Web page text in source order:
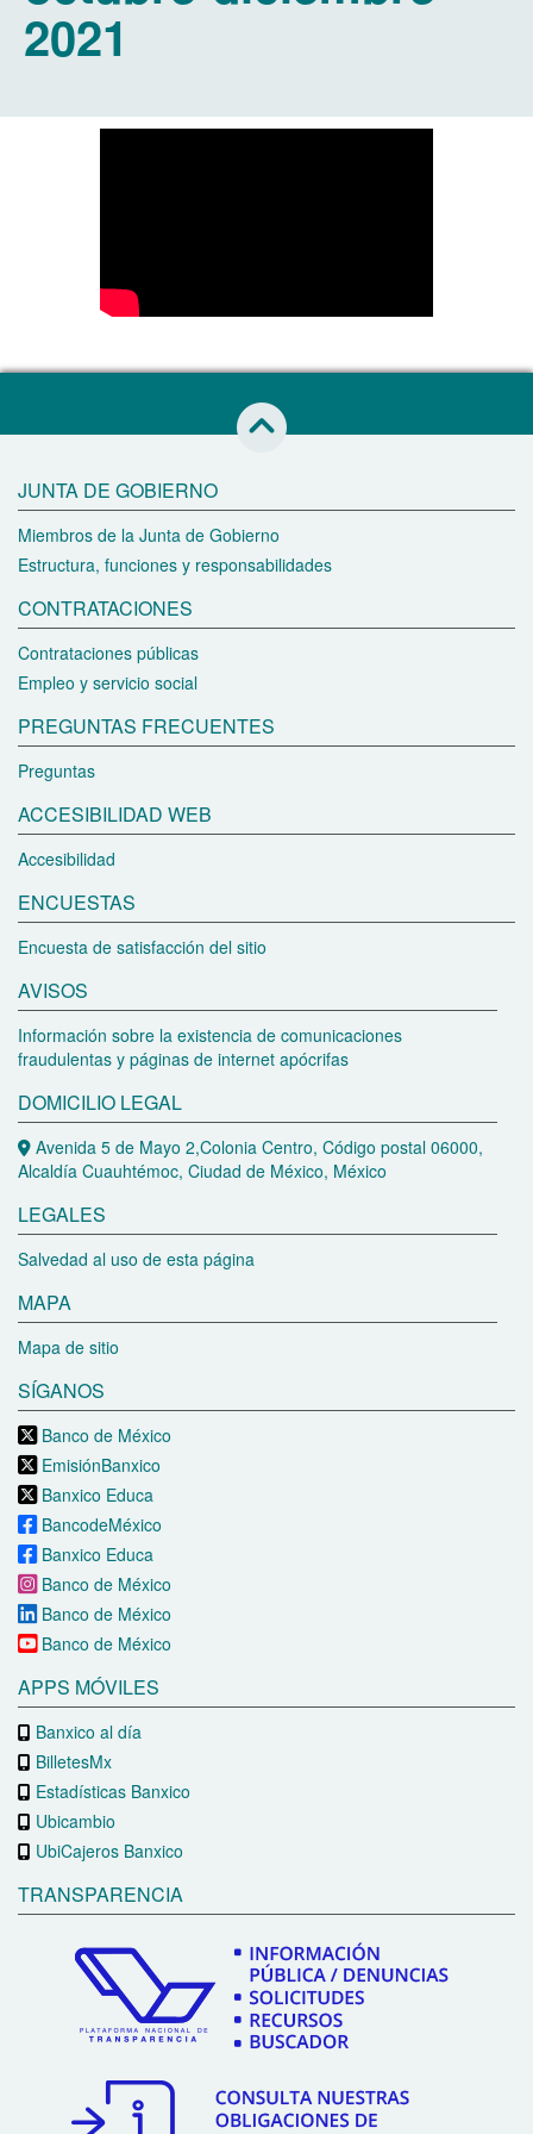
2021
JUNTA DE GOBIERNO
Miembros de la Junta de Gobierno
Estructura, funciones y responsabilidades
CONTRATACIONES
Contrataciones públicas
Empleo y servicio social
PREGUNTAS FRECUENTES
Preguntas
ACCESIBILIDAD WEB
Accesibilidad
ENCUESTAS
Encuesta de satisfacción del sitio
AVISOS
Información sobre la existencia de comunicaciones
fraudulentas y páginas de internet apócrifas
DOMICILIO LEGAL
Avenida 5 de Mayo 2,Colonia Centro, Código postal 06000,
Alcaldía Cuauhtémoc, Ciudad de México, México
LEGALES
Salvedad al uso de esta página
MAPA
Mapa de sitio
SÍGANOS
Banco de México
EmisiónBanxico
Banxico Educa
BancodeMéxico
Banxico Educa
Banco de México
Banco de México
Banco de México
APPS MÓVILES
Banxico al día
BilletesMx
Estadísticas Banxico
Ubicambio
UbiCajeros Banxico
TRANSPARENCIA